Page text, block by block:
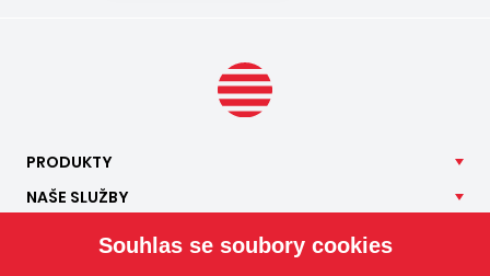
PRODUKTY
NAŠE SLUŽBY
Souhlas se soubory cookies